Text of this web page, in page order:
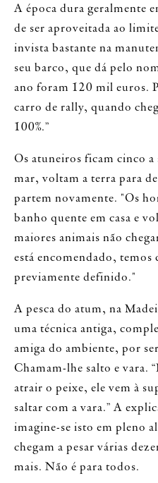
A época dura geralmente
de ser aproveitada ao
invista bastante na
seu barco, que dá pelo
ano foram 120 mil euros.
carro de rally, quando
100%.”
Os atuneiros ficam cinco a
mar, voltam a terra para
partem novamente. "Os
banho quente em casa e
maiores animais não
está encomendado,
previamente definido."
A pesca do atum, na
uma técnica antiga,
amiga do ambiente, por
Chamam-lhe salto e vara.
atrair o peixe, ele vem à
saltar com a vara.” A
imagine-se isto em pleno
chegam a pesar várias
mais. Não é para todos.